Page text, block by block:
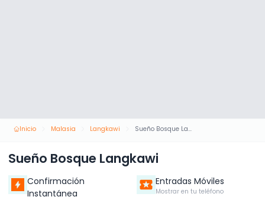
Inicio Malasia Langkawi Sueño Bosque Langkawi
Sueño Bosque Langkawi
Confirmación
Instantánea
Entradas Móviles
Mostrar en tu teléfono